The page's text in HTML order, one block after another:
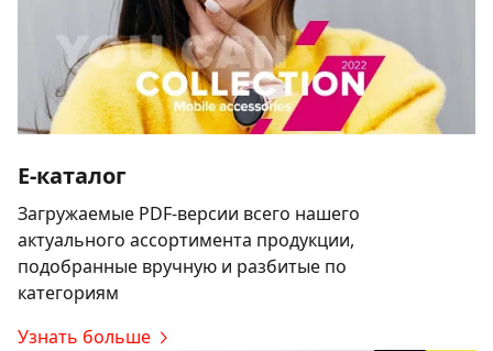
E-каталог
Загружаемые PDF-версии всего нашего
актуального ассортимента продукции,
подобранные вручную и разбитые по
категориям
Узнать больше